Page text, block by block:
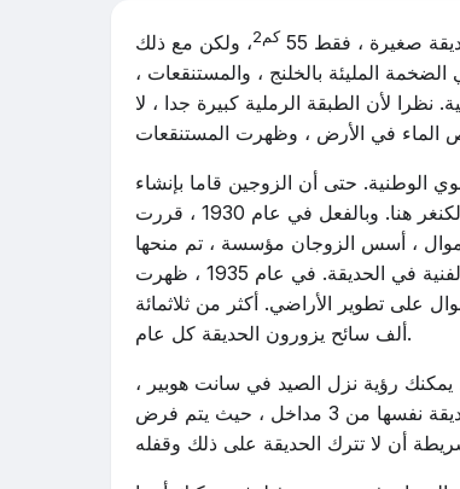
صغيرة ، فقط 55 كم2
، ولكن مع ذلك
المليئة بالخلنج ، والمستنقعات ،
نظرا لأن الطبقة الرملية كبيرة جدا ، لا
الوطنية. حتى أن الزوجين قاما بإنشاء
محمية طبيعية صغيرة من منطقة الصيد الخاصة بهما. أحضروا الموفلون والكنغر هنا. وبالفعل في عام 1930 ، قررت
غيلدر إلى الحديقة. بهذه الأموال ، أسس الزوجان مؤسسة ، تم منحها
أيضا في أيدي الدولة ، ووعدا أيضا بأن تعرض هيلينا كريلر مولر مجموعتها الفنية في الحديقة. في عام 1935 ، ظهرت
على تطوير الأراضي. أكثر من ثلاثمائة
ألف سائح يزورون الحديقة كل عام.
رؤية نزل الصيد في سانت هوبير ،
الذي بناه المهندس المعماري بيرلاج في عام 1919. يمكن الدخول إلى الحديقة نفسها من 3 مداخل ، حيث يتم فرض